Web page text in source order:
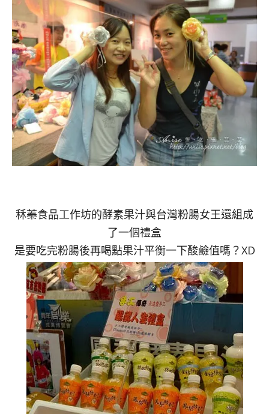
秝蓁食品工作坊的酵素果汁與台灣粉腸女王還組成
了一個禮盒
是要吃完粉腸後再喝點果汁平衡一下酸鹼值嗎？XD